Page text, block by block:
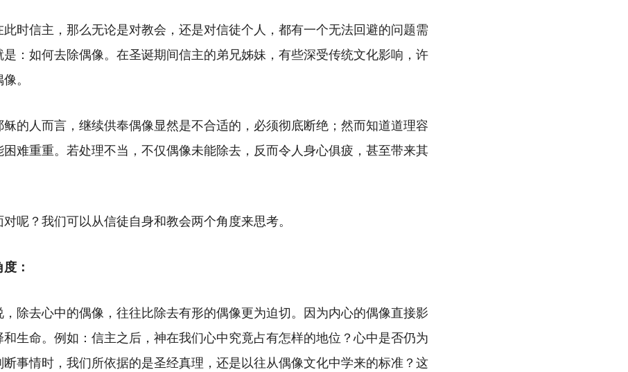
此时信主，那么无论是对教会，还是对信徒个人，都有一个无法回避的问题需
：如何去除偶像。在圣诞期间信主的弟兄姊妹，有些深受传统文化影响，许
。
的人而言，继续供奉偶像显然是不合适的，必须彻底断绝；然而知道道理容
难重重。若处理不当，不仅偶像未能除去，反而令人身心俱疲，甚至带来其
呢？我们可以从信徒自身和教会两个角度来思考。
：
除去心中的偶像，往往比除去有形的偶像更为迫切。因为内心的偶像直接影
生命。例如：信主之后，神在我们心中究竟占有怎样的地位？心中是否仍为
事情时，我们所依据的是圣经真理，还是以往从偶像文化中学来的标准？这